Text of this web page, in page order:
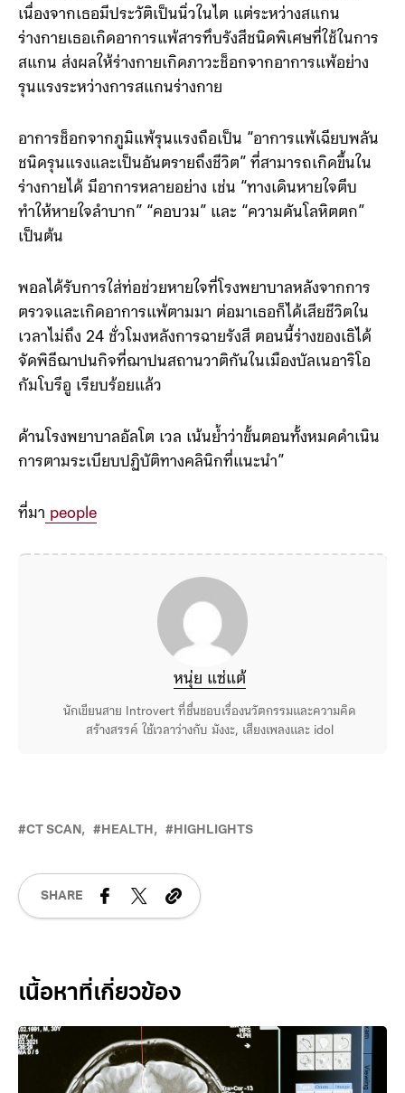
เนื่องจากเธอมีประวัติเป็นนิ่วในไต แต่ระหว่างสแกน
ร่างกายเธอเกิดอาการแพ้สารทึบรังสีชนิดพิเศษที่ใช้ในการ
สแกน ส่งผลให้ร่างกายเกิดภาวะช็อกจากอาการแพ้อย่าง
รุนแรงระหว่างการสแกนร่างกาย
อาการช็อกจากภูมิแพ้รุนแรงถือเป็น “อาการแพ้เฉียบพลัน
ชนิดรุนแรงและเป็นอันตรายถึงชีวิต” ที่สามารถเกิดขึ้นใน
ร่างกายได้ มีอาการหลายอย่าง เช่น “ทางเดินหายใจตีบ
ทำให้หายใจลำบาก” “คอบวม” และ “ความดันโลหิตตก”
เป็นต้น
พอลได้รับการใส่ท่อช่วยหายใจที่โรงพยาบาลหลังจากการ
ตรวจและเกิดอาการแพ้ตามมา ต่อมาเธอก็ได้เสียชีวิตใน
เวลาไม่ถึง 24 ชั่วโมงหลังการฉายรังสี ตอนนี้ร่างของเธิได้
จัดพิธีฌาปนกิจที่ฌาปนสถานวาติกันในเมืองบัลเนอาริโอ
กัมโบรีอู เรียบร้อยแล้ว
ด้านโรงพยาบาลอัลโต เวล เน้นย้ำว่าขั้นตอนทั้งหมดดำเนิน
การตามระเบียบปฏิบัติทางคลินิกที่แนะนำ”
ที่มา people
หนุ่ย แซ่แต้
นักเขียนสาย Introvert ที่ชื่นชอบเรื่องนวัตกรรมและความคิด
สร้างสรรค์ ใช้เวลาว่างกับ มังงะ, เสียงเพลงและ idol
CT SCAN HEALTH HIGHLIGHTS
SHARE
Related Posts